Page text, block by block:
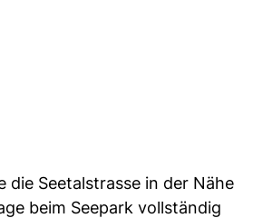
die Seetalstrasse in der Nähe
beim Seepark vollständig